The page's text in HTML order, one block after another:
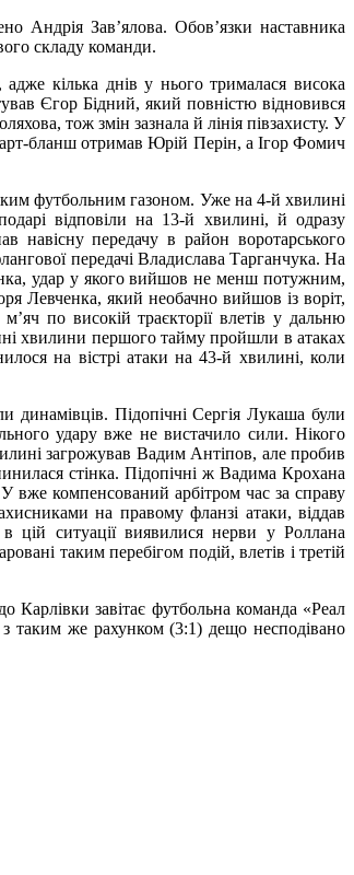
Андрія Зав’ялова. Обов’язки наставника
складу команди.
кілька днів у нього трималася висока
Єгор Бідний, який повністю відновився
тож змін зазнала й лінія півзахисту. У
бланш отримав Юрій Перін, а Ігор Фомич
футбольним газоном. Уже на 4-й хвилині
відповіли на 13-й хвилині, й одразу
навісну передачу в район воротарського
передачі Владислава Тарганчука. На
удар у якого вийшов не менш потужним,
Левченка, який необачно вийшов із воріт,
по високій траєкторії влетів у дальню
хвилини першого тайму пройшли в атаках
на вістрі атаки на 43-й хвилині, коли
динамівців. Підопічні Сергія Лукаша були
удару вже не вистачило сили. Нікого
загрожував Вадим Антіпов, але пробив
стінка. Підопічні ж Вадима Крохана
вже компенсований арбітром час за справу
на правому фланзі атаки, віддав
цій ситуації виявилися нерви у Роллана
таким перебігом подій, влетів і третій
завітає футбольна команда «Реал
таким же рахунком (3:1) дещо несподівано